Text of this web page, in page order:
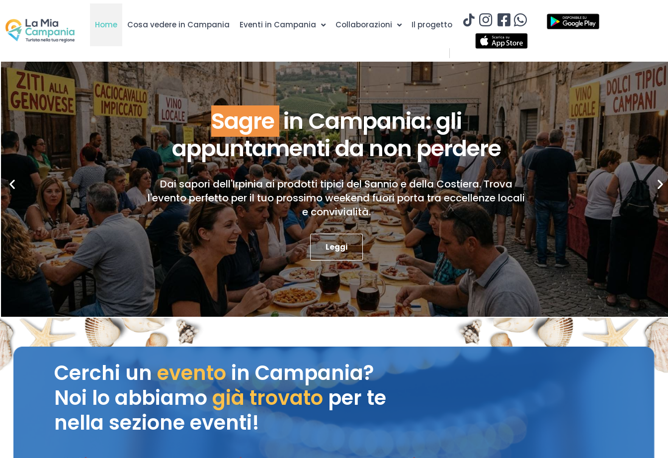
Home Cosa vedere in Campania Eventi in Campania Collaborazioni Il progetto
Sagre in Campania: gli
appuntamenti da non perdere
Dai sapori dell'Irpinia ai prodotti tipici del Sannio e della Costiera. Trova
l'evento perfetto per il tuo prossimo weekend fuori porta tra eccellenze locali
e convivialità.
Leggi
Cerchi uneventoin Campania?
Noi lo abbiamogià trovato per te
nella sezione eventi!